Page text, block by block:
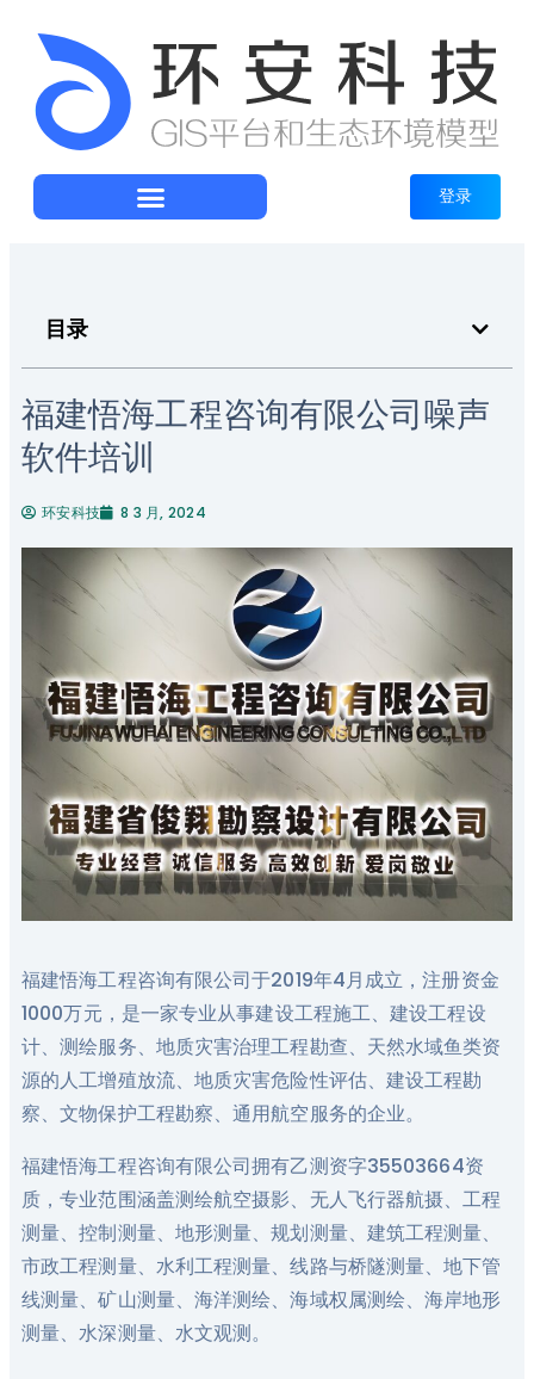
登录
目录
福建悟海工程咨询有限公司噪声
软件培训
环安科技 8 3 月, 2024
福建悟海工程咨询有限公司于2019年4月成立，注册资金
1000万元，是一家专业从事建设工程施工、建设工程设
计、测绘服务、地质灾害治理工程勘查、天然水域鱼类资
源的人工增殖放流、地质灾害危险性评估、建设工程勘
察、文物保护工程勘察、通用航空服务的企业。
福建悟海工程咨询有限公司拥有乙测资字35503664资
质，专业范围涵盖测绘航空摄影、无人飞行器航摄、工程
测量、控制测量、地形测量、规划测量、建筑工程测量、
市政工程测量、水利工程测量、线路与桥隧测量、地下管
线测量、矿山测量、海洋测绘、海域权属测绘、海岸地形
测量、水深测量、水文观测。